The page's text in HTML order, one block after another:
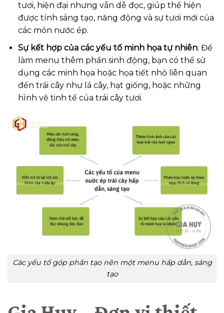
tươi, hiện đại nhưng vẫn dễ đọc, giúp thể hiện
được tính sáng tạo, năng động và sự tươi mới của
các món nước ép.
Sự kết hợp của các yếu tố minh họa tự nhiên: Để
làm menu thêm phần sinh động, bạn có thể sử
dụng các minh họa hoặc họa tiết nhỏ liên quan
đến trái cây như lá cây, hạt giống, hoặc những
hình vẽ tinh tế của trái cây tươi.
Các yếu tố góp phần tạo nên một menu hấp dẫn, sáng
tạo